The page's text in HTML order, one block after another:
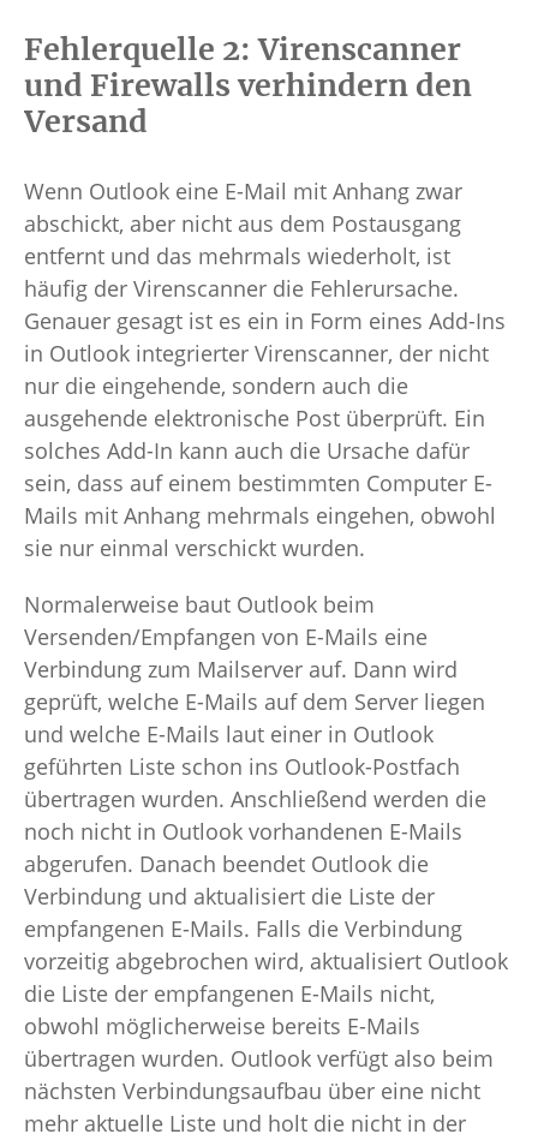
Fehlerquelle 2: Virenscanner
und Firewalls verhindern den
Versand
Wenn Outlook eine E-Mail mit Anhang zwar
abschickt, aber nicht aus dem Postausgang
entfernt und das mehrmals wiederholt, ist
häufig der Virenscanner die Fehlerursache.
Genauer gesagt ist es ein in Form eines Add-Ins
in Outlook integrierter Virenscanner, der nicht
nur die eingehende, sondern auch die
ausgehende elektronische Post überprüft. Ein
solches Add-In kann auch die Ursache dafür
sein, dass auf einem bestimmten Computer E-
Mails mit Anhang mehrmals eingehen, obwohl
sie nur einmal verschickt wurden.
Normalerweise baut Outlook beim
Versenden/Empfangen von E-Mails eine
Verbindung zum Mailserver auf. Dann wird
geprüft, welche E-Mails auf dem Server liegen
und welche E-Mails laut einer in Outlook
geführten Liste schon ins Outlook-Postfach
übertragen wurden. Anschließend werden die
noch nicht in Outlook vorhandenen E-Mails
abgerufen. Danach beendet Outlook die
Verbindung und aktualisiert die Liste der
empfangenen E-Mails. Falls die Verbindung
vorzeitig abgebrochen wird, aktualisiert Outlook
die Liste der empfangenen E-Mails nicht,
obwohl möglicherweise bereits E-Mails
übertragen wurden. Outlook verfügt also beim
nächsten Verbindungsaufbau über eine nicht
mehr aktuelle Liste und holt die nicht in der